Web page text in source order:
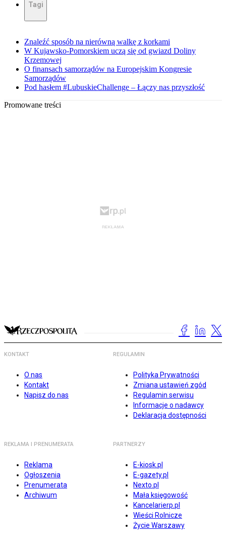
Tagi
Znaleźć sposób na nierówną walkę z korkami
W Kujawsko-Pomorskiem uczą się od gwiazd Doliny
Krzemowej
O finansach samorządów na Europejskim Kongresie
Samorządów
Pod hasłem #LubuskieChallenge – Łączy nas przyszłość
Promowane treści
KONTAKT
O nas
Kontakt
Napisz do nas
REGULAMIN
Polityka Prywatności
Zmiana ustawień zgód
Regulamin serwisu
Informacje o nadawcy
Deklaracja dostępności
REKLAMA I PRENUMERATA
Reklama
Ogłoszenia
Prenumerata
Archiwum
PARTNERZY
E-kiosk.pl
E-gazety.pl
Nexto.pl
Mała księgowość
Kancelarierp.pl
Wieści Rolnicze
Życie Warszawy